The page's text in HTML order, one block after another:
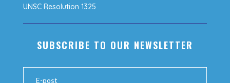
UNSC Resolution 1325
SUBSCRIBE TO OUR NEWSLETTER